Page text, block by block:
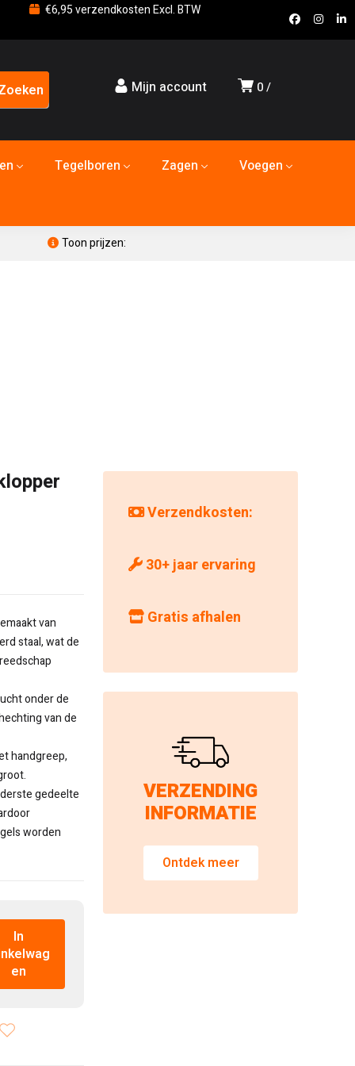
€6,95 verzendkosten Excl. BTW
Mijn account 0
Tegelboren Zagen
Voegen
Toon prijzen:
van
staal, wat de
onder de
van de
handgreep,
gedeelte
worden
In
en
Verzendkosten:
30+ jaar ervaring
Gratis afhalen
VERZENDING
INFORMATIE
Ontdek meer